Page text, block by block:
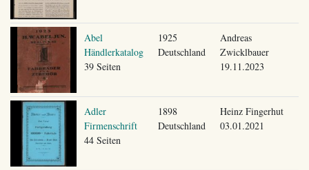
Abel
Händlerkatalog
39 Seiten
1925
Deutschland
Andreas
Zwicklbauer
19.11.2023
Adler
Firmenschrift
44 Seiten
1898
Deutschland
Heinz Fingerhut
03.01.2021